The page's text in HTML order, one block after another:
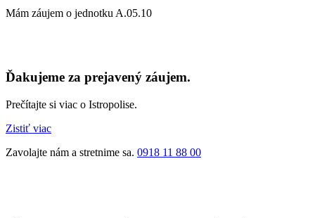
Mám záujem o jednotkuA.05.10
Ďakujeme za prejavený záujem.
Prečítajte si viac o Istropolise.
Zistiť viac
Zavolajte nám a stretnime sa. 0918 11 88 00